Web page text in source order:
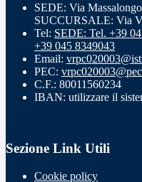
SEDE: Via
SUCCURSALE: Via
Tel: SEDE: Tel. +39
+39 045 8349043
Email:
PEC:
C.F.: 80011560234
IBAN: utilizzare il
Sezione Link Utili
Cookie policy